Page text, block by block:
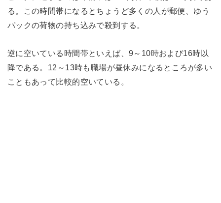
る。この時間帯になるとちょうど多くの人が郵便、ゆう
パックの荷物の持ち込みで殺到する。
逆に空いている時間帯といえば、9～10時および16時以
降である。12～13時も職場が昼休みになるところが多い
こともあって比較的空いている。